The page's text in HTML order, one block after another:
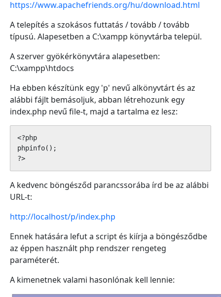
https://www.apachefriends.org/hu/download.html
A telepítés a szokásos futtatás / tovább / tovább
típusú. Alapesetben a C:\xampp könyvtárba települ.
A szerver gyökérkönyvtára alapesetben:
C:\xampp\htdocs
Ha ebben készítünk egy 'p' nevű alkönyvtárt és az
alábbi fájlt bemásoljuk, abban létrehozunk egy
index.php nevű file-t, majd a tartalma ez lesz:
<?php
phpinfo();
?>
A kedvenc böngésződ parancssorába írd be az alábbi
URL-t:
http://localhost/p/index.php
Ennek hatására lefut a script és kiírja a böngésződbe
az éppen használt php rendszer rengeteg
paraméterét.
A kimenetnek valami hasonlónak kell lennie: